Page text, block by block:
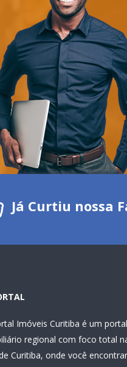
Já Curtiu nossa
Imóveis Curitiba é um portal
regional com foco total
Curitiba, onde você